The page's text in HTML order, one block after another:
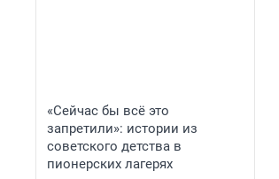
«Сейчас бы всё это
запретили»: истории из
советского детства в
пионерских лагерях